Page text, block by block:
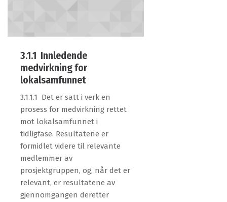
3.1.1 Innledende
medvirkning for
lokalsamfunnet
3.1.1.1 Det er satt i verk en
prosess for medvirkning rettet
mot lokalsamfunnet i
tidligfase. Resultatene er
formidlet videre til relevante
medlemmer av
prosjektgruppen, og, når det er
relevant, er resultatene av
gjennomgangen deretter